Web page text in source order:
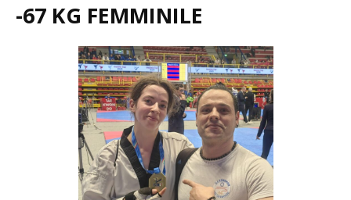
-67 KG FEMMINILE